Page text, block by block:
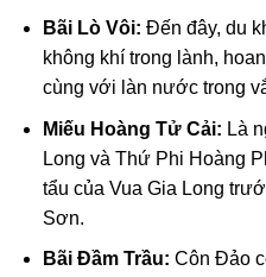
Bãi Lò Vôi: Đến đây, du
không khí trong lành,
cùng với làn nước trong
Miếu Hoàng Tử Cải: Là
Long và Thứ Phi Hoàng
tẩu của Vua Gia Long
Sơn.
Bãi Đầm Trầu: Côn Đảo